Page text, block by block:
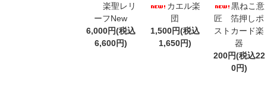
楽聖レリ
ーフNew
6,000円(税込
6,600円)
カエル楽
団
1,500円(税込
1,650円)
黒ねこ意
匠 箔押しポ
ストカード楽
器
200円(税込22
0円)